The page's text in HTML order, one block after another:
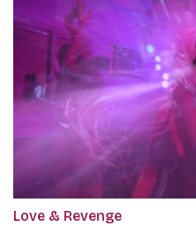
Love & Revenge